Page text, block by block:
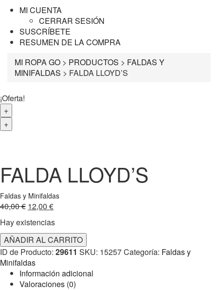
MI CUENTA
CERRAR SESIÓN
SUSCRÍBETE
RESUMEN DE LA COMPRA
MI ROPA GO > PRODUCTOS > FALDAS Y
MINIFALDAS > FALDA LLOYD’S
¡Oferta!
+
+
FALDA LLOYD’S
Faldas y Minifaldas
40,00€ El
original
era:
40,00 €.
12,00 €El
actual
es:
12,00 €.
Hay existencias
FALDA
LLOYD’S
cantidad
AÑADIR AL CARRITO
ID de Producto: 29611 SKU: 15257Categoría: Faldas y
Minifaldas
Información adicional
Valoraciones (0)